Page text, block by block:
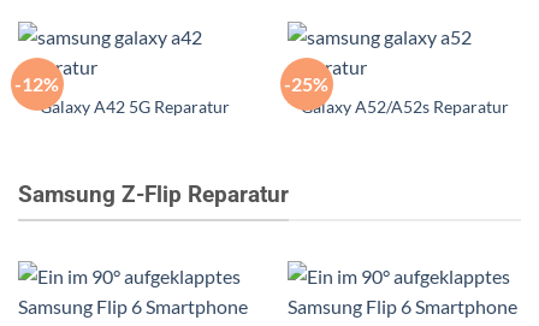
-12%
Galaxy A42 5G Reparatur
-25%
Galaxy A52/A52s Reparatur
Samsung Z-Flip Reparatur